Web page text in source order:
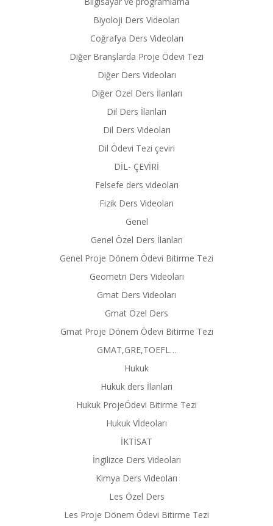
Biyoloji Ders Videoları
Coğrafya Ders Videoları
Diğer Branşlarda Proje Ödevi Tezi
Diğer Ders Videoları
Diğer Özel Ders İlanları
Dil Ders İlanları
Dil Ders Videoları
Dil Ödevi Tezi çeviri
DİL- ÇEVİRİ
Felsefe ders videoları
Fizik Ders Videoları
Genel
Genel Özel Ders İlanları
Genel Proje Dönem Ödevi Bitirme Tezi
Geometri Ders Videoları
Gmat Ders Videoları
Gmat Özel Ders
Gmat Proje Dönem Ödevi Bitirme Tezi
GMAT,GRE,TOEFL…
Hukuk
Hukuk ders İlanları
Hukuk ProjeÖdevi Bitirme Tezi
Hukuk Vİdeoları
İKTİSAT
İngilizce Ders Videoları
Kimya Ders Videoları
Les Özel Ders
Les Proje Dönem Ödevi Bitirme Tezi